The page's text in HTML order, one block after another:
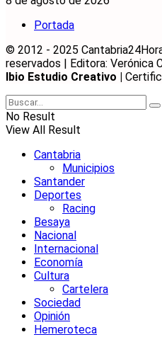
Portada
© 2012 - 2025
reservados | Editora: Verónica
Ibio Estudio Creativo |
No Result
View All Result
Cantabria
Municipios
Santander
Deportes
Racing
Besaya
Nacional
Internacional
Economía
Cultura
Cartelera
Sociedad
Opinión
Hemeroteca